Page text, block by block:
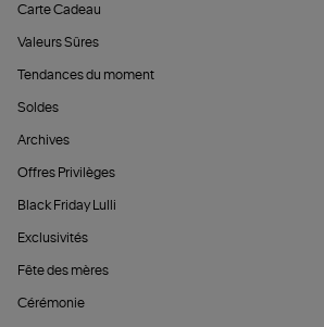
Carte Cadeau
Valeurs Sûres
Tendances du moment
Soldes
Archives
Offres Privilèges
Black Friday Lulli
Exclusivités
Fête des mères
Cérémonie